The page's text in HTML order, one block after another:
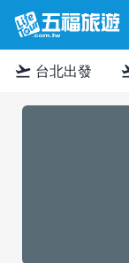
flight_takeoff 台北出發